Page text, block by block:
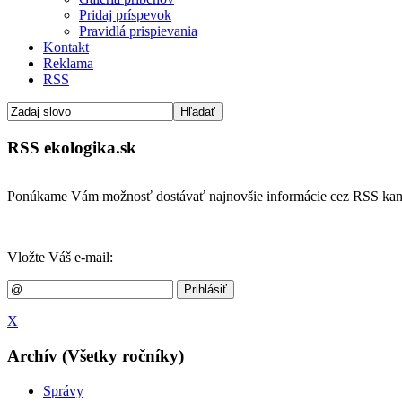
Pridaj príspevok
Pravidlá prispievania
Kontakt
Reklama
RSS
RSS ekologika.sk
Ponúkame Vám možnosť dostávať najnovšie informácie cez RSS
Vložte Váš e-mail:
X
Archív (Všetky ročníky)
Správy